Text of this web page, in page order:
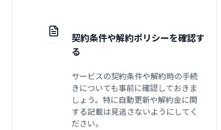
契約条件や解約ポリシーを確認す
る
サービスの契約条件や解約時の手続
きについても事前に確認しておきま
しょう。特に自動更新や解約金に関
する記載は見逃さないようにしてく
ださい。